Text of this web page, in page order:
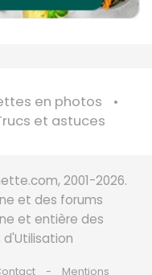
en photos
et astuces
2001-2026.
et des forums
et entière des
Mentions